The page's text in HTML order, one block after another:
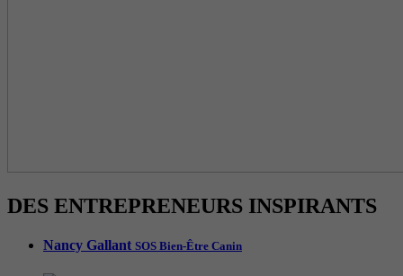
DES ENTREPRENEURS INSPIRANTS
Nancy Gallant SOS Bien-Être Canin